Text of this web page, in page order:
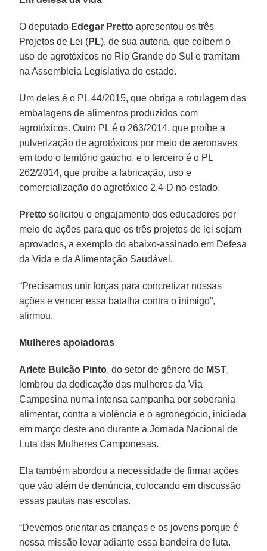
O deputado Edegar Pretto apresentou os três
Projetos de Lei (PL), de sua autoria, que coíbem o
uso de agrotóxicos no Rio Grande do Sul e tramitam
na Assembleia Legislativa do estado.
Um deles é o PL 44/2015, que obriga a rotulagem das
embalagens de alimentos produzidos com
agrotóxicos. Outro PL é o 263/2014, que proíbe a
pulverização de agrotóxicos por meio de aeronaves
em todo o território gaúcho, e o terceiro é o PL
262/2014, que proíbe a fabricação, uso e
comercialização do agrotóxico 2,4-D no estado.
Pretto solicitou o engajamento dos educadores por
meio de ações para que os três projetos de lei sejam
aprovados, a exemplo do abaixo-assinado em Defesa
da Vida e da Alimentação Saudável.
“Precisamos unir forças para concretizar nossas
ações e vencer essa batalha contra o inimigo”,
afirmou.
Mulheres apoiadoras
Arlete Bulcão Pinto, do setor de gênero do MST,
lembrou da dedicação das mulheres da Via
Campesina numa intensa campanha por soberania
alimentar, contra a violência e o agronegócio, iniciada
em março deste ano durante a Jornada Nacional de
Luta das Mulheres Camponesas.
Ela também abordou a necessidade de firmar ações
que vão além de denúncia, colocando em discussão
essas pautas nas escolas.
“Devemos orientar as crianças e os jovens porque é
nossa missão levar adiante essa bandeira de luta.